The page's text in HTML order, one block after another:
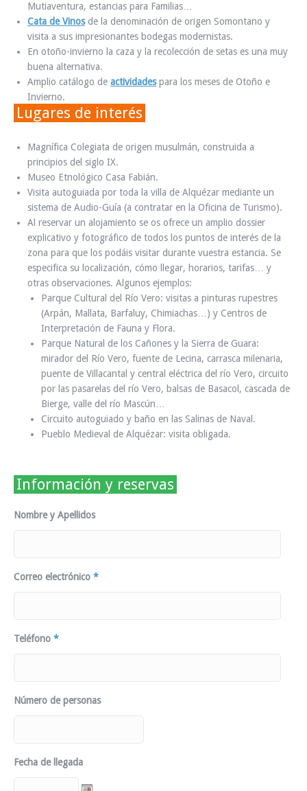
Mutiaventura, estancias para Familias…
Cata de Vinosde la denominación de origen Somontano y
visita a sus impresionantes bodegas modernistas.
En otoño-invierno la caza y la recolección de setas es una muy
buena alternativa.
Amplio catálogo de actividadespara los meses de Otoño e
Invierno.
Lugares de interés
Magnífica Colegiata de origen musulmán, construida a
principios del siglo IX.
Museo Etnológico Casa Fabián.
Visita autoguiada por toda la villa de Alquézar mediante un
sistema de Audio-Guía (a contratar en la Oficina de Turismo).
Al reservar un alojamiento se os ofrece un amplio dossier
explicativo y fotográfico de todos los puntos de interés de la
zona para que los podáis visitar durante vuestra estancia. Se
especifica su localización, cómo llegar, horarios, tarifas… y
otras observaciones. Algunos ejemplos:
Parque Cultural del Río Vero: visitas a pinturas rupestres
(Arpán, Mallata, Barfaluy, Chimiachas…) y Centros de
Interpretación de Fauna y Flora.
Parque Natural de los Cañones y la Sierra de Guara:
mirador del Río Vero, fuente de Lecina, carrasca milenaria,
puente de Villacantal y central eléctrica del río Vero, circuito
por las pasarelas del río Vero, balsas de Basacol, cascada de
Bierge, valle del río Mascún…
Circuito autoguiado y baño en las Salinas de Naval.
Pueblo Medieval de Alquézar: visita obligada.
Información y reservas
Nombre y Apellidos
Correo electrónico *
Teléfono *
Número de personas
Fecha de llegada